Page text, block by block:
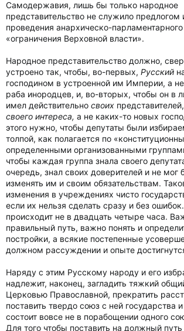
Самодержавия, лишь бы только народное
представительство не служило предлогом
проведения анархическо-
«ограничения Верховной власти».
Народное представительство должно,
устроено так, чтобы, во-первых, Русский
господином в устроенной им Империи, а
раба инородцев, и, во-вторых, чтобы он в
имел действительно своих
своего интереса, а не каких-то новых
этого нужно, чтобы депутаты были
толпой, как полагается по
определенными организованными
чтобы каждая группа знала своего
очередь, знал своих доверителей и не мог
изменять им и своим обязательствам.
изменения в учреждениях чисто
если их нельзя сделать сразу и без
происходит не в двадцать четыре часа.
правильный путь, важно понять и
постройки, а всякие постепенные
должном рассуждении и опыте
Наряду с этим Русскому народу и его
надлежит, наконец, загладить тяжкий
Церковью Православной, прекратить
поставить твердо союз с ней государства
состоит вовсе не в порабощении одного
Для того чтобы поставить на должный